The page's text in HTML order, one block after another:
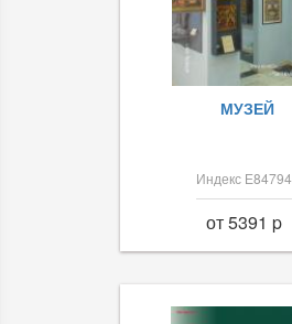
МУЗЕЙ
Индекс Е84794
от 5391 p